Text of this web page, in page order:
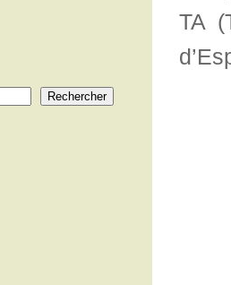
TA
Rechercher